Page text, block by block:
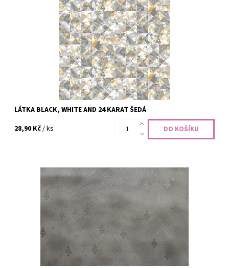
100% bavlna, šíře 110 cm
Skladem
CODE-2452
Henry Glass Fabrics
LÁTKA BLACK, WHITE AND 24 KARAT ŠEDÁ
28,90 Kč/ ks
100% bavlna, šíře 110 cm
Dostupnost:
Skladem
CODE-2315
STOF Fabrics